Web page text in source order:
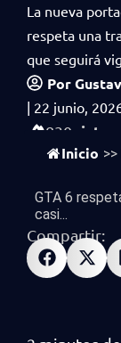
La nueva
respeta una
que seguirá
Por
| 22 junio,
830 vistas
Inicio >>
GTA 6
casi...
Compartir: